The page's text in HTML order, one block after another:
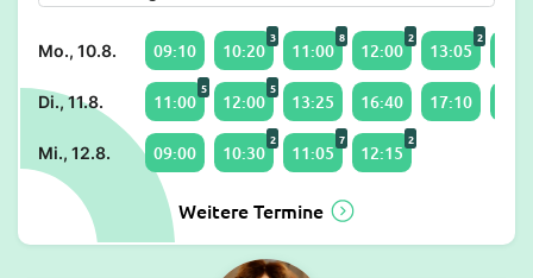
Mo., 10.8. 09:10 10:20
3
11:00
8
12:00
2
13:05
2
Di., 11.8. 11:00
5
12:00
5
13:25 16:40 17:10
Mi., 12.8. 09:00 10:30
2
11:05
7
12:15
2
Weitere Termine